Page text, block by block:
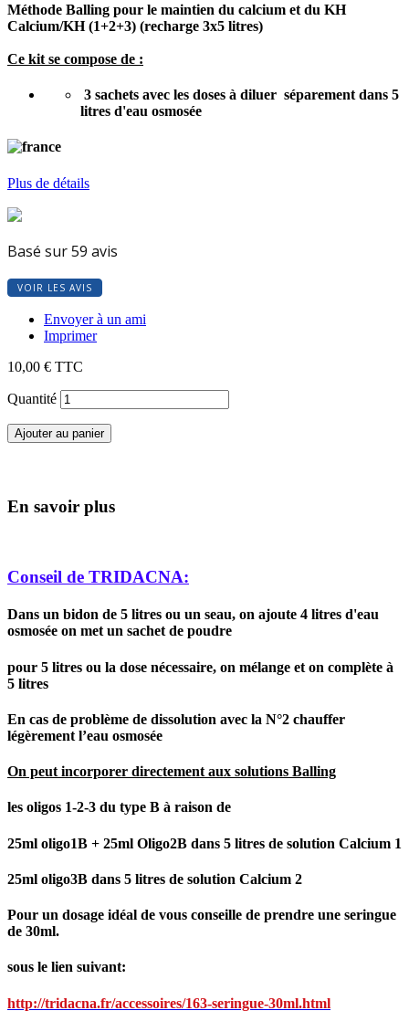
Méthode Balling pour le maintien du calcium et du KH
Calcium/KH (1+2+3) (recharge 3x5 litres)
Ce kit se compose de :
3 sachets avec les doses à diluer séparement dans 5
litres d'eau osmosée
Plus de détails
Basé sur 59 avis
VOIR LES AVIS
Envoyer à un ami
Imprimer
10,00 € TTC
Quantité
Ajouter au panier
En savoir plus
Conseil de TRIDACNA:
Dans un bidon de 5 litres ou un seau, on ajoute 4 litres d'eau
osmosée on met un sachet de poudre
pour 5 litres ou la dose nécessaire, on mélange et on complète à
5 litres
En cas de problème de dissolution avec la N°2 chauffer
légèrement l’eau osmosée
On peut incorporer directement aux solutions Balling
les oligos 1-2-3 du type B à raison de
25ml oligo1B + 25ml Oligo2B dans 5 litres de solution Calcium 1
25ml oligo3B dans 5 litres de solution Calcium 2
Pour un dosage idéal de vous conseille de prendre une seringue
de 30ml.
sous le lien suivant:
http://tridacna.fr/accessoires/163-seringue-30ml.html